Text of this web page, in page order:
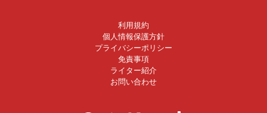
利用規約
個人情報保護方針
プライバシーポリシー
免責事項
ライター紹介
お問い合わせ